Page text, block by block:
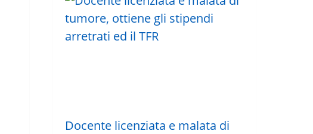
Docente licenziata e malata di